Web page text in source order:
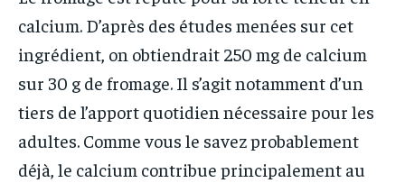
calcium. D’après des études menées sur cet
ingrédient, on obtiendrait 250 mg de calcium
sur 30 g de fromage. Il s’agit notamment d’un
tiers de l’apport quotidien nécessaire pour les
adultes. Comme vous le savez probablement
déjà, le calcium contribue principalement au